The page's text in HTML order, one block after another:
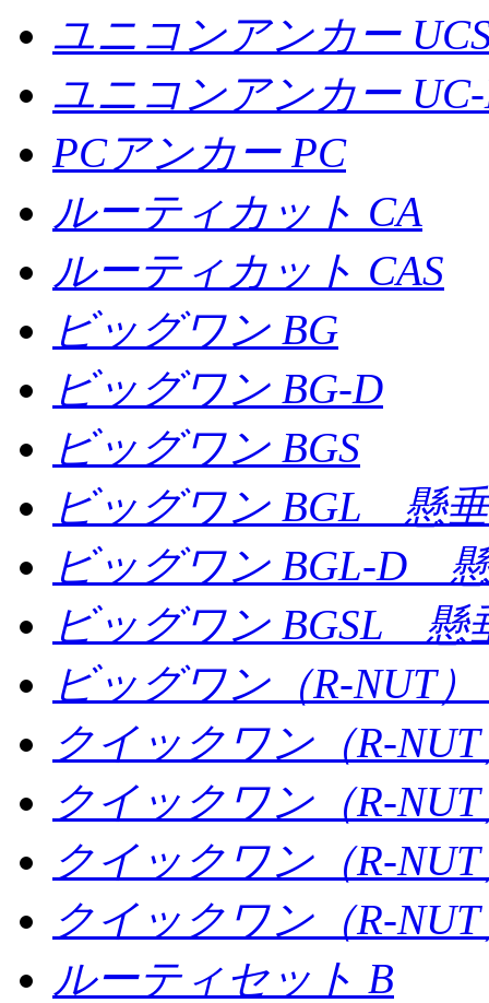
ユニコンアンカー
ユニコンアンカー
PCアンカー PC
ルーティカット CA
ルーティカット CAS
ビッグワン BG
ビッグワン BG-D
ビッグワン BGS
ビッグワン BGL 懸
ビッグワン BGL-D
ビッグワン BGSL 懸
ビッグワン（R-NUT
クイックワン（R-
クイックワン（R-
クイックワン（R-
クイックワン（R-
ルーティセット B